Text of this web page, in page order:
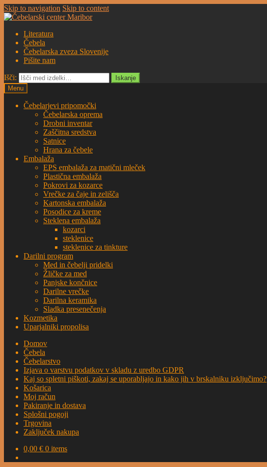
Skip to navigation Skip to content
Literatura
Čebela
Čebelarska zveza Slovenije
Pišite nam
Išči:
Iskanje
Menu
Čebelarjevi pripomočki
Čebelarska oprema
Drobni inventar
Zaščitna sredstva
Satnice
Hrana za čebele
Embalaža
EPS embalaža za matični mleček
Plastična embalaža
Pokrovi za kozarce
Vrečke za čaje in zelišča
Kartonska embalaža
Posodice za kreme
Steklena embalaža
kozarci
steklenice
steklenice za tinkture
Darilni program
Med in čebelji pridelki
Žličke za med
Panjske končnice
Darilne vrečke
Darilna keramika
Sladka presenečenja
Kozmetika
Uparjalniki propolisa
Domov
Čebela
Čebelarstvo
Izjava o varstvu podatkov v skladu z uredbo GDPR
Kaj so spletni piškoti, zakaj se uporabljajo in kako jih v brskalniku izključimo?
Košarica
Moj račun
Pakiranje in dostava
Splošni pogoji
Trgovina
Zaključek nakupa
0,00 € 0 items